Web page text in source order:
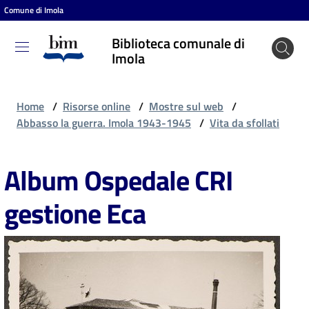
Vai al contenuto
Vai alla navigazione
Vai al footer
Comune di Imola
Biblioteca comunale di
Imola
Biblioteca
comunale
Cosa
puoi
fare
Scopri
Home / Risorse online / Mostre sul web /
Abbasso la guerra. Imola 1943-1945 / Vita da sfollati
Album Ospedale CRI
gestione Eca